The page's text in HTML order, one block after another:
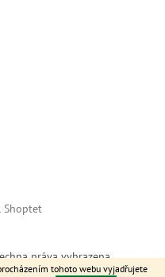
tohoto webu vyjadřujete
práva vyhrazena.